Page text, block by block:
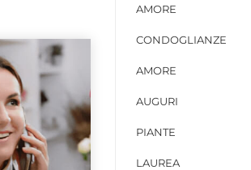
AMORE
CONDOGLIANZE
AMORE
AUGURI
PIANTE
LAUREA